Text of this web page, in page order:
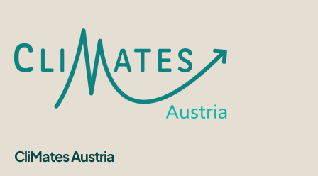
CliMates Austria